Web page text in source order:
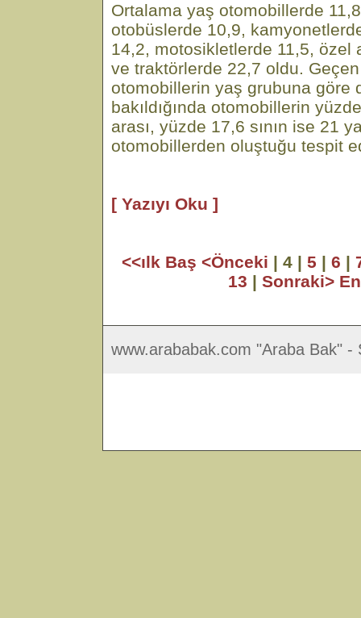
Ortalama yaş otomobillerde
otobüslerde 10,9,
14,2, motosikletlerde 11,5, özel
ve traktörlerde 22,7 oldu. Geçen
otomobillerin yaş grubuna göre
bakıldığında otomobillerin
arası, yüzde 17,6 sının ise 21
otomobillerden oluştuğu tespit
[ Yazıyı Oku ]
<<ılk Baş <Önceki | 4 | 5 | 6 |
13 | Sonraki>
www.arababak.com "Araba Bak"